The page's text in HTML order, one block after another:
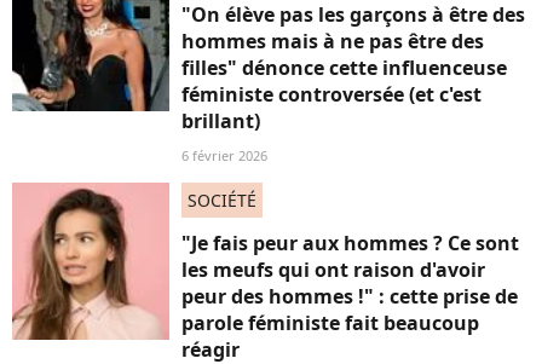
"On élève pas les garçons à être des
hommes mais à ne pas être des
filles" dénonce cette influenceuse
féministe controversée (et c'est
brillant)
6 février 2026
SOCIÉTÉ
"Je fais peur aux hommes ? Ce sont
les meufs qui ont raison d'avoir
peur des hommes !" : cette prise de
parole féministe fait beaucoup
réagir